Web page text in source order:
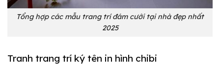
Tổng hợp các mẫu trang trí đám cưới tại nhà đẹp nhất
2025
Tranh trang trí ký tên in hình chibi